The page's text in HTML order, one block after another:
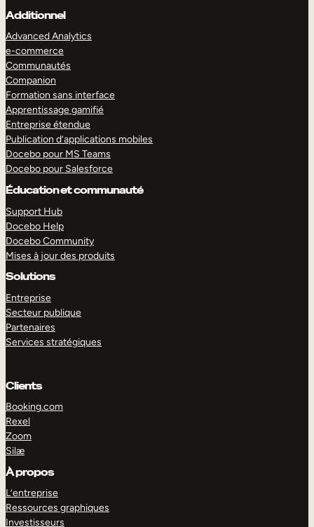
Additionnel
Advanced Analytics
e-commerce
Communautés
Companion
Formation sans interface
Apprentissage gamifié
Entreprise étendue
Publication d’applications mobiles
Docebo pour MS Teams
Docebo pour Salesforce
Éducation et communauté
Support Hub
Docebo Help
Docebo Community
Mises à jour des produits
Solutions
Entreprise
Secteur publique
Partenaires
Services stratégiques
Clients
Booking.com
Rexel
Zoom
Silæ
À propos
L’entreprise
Ressources graphiques
Investisseurs